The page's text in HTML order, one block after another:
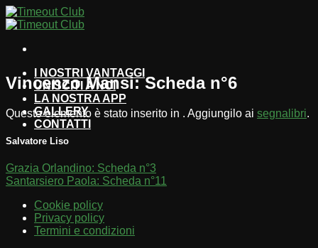
Salta
ai
I NOSTRI VANTAGGI
UNISCITI A NOI
LA NOSTRA APP
GALLERY
CONTATTI
Vincenzo Mansi: Scheda n°6
Questo elemento è stato inserito in . Aggiungilo ai segnalibri.
Salvatore Liso
Grazia Orlandino: Scheda n°3
Santarsiero Paola: Scheda n°11
Cookie policy
Privacy policy
Termini e condizioni